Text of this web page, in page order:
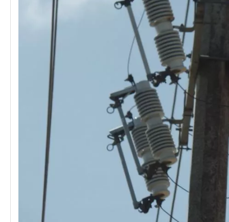
Polymer Fuse Cutout, Drop out Fuses 12 Kv 300A